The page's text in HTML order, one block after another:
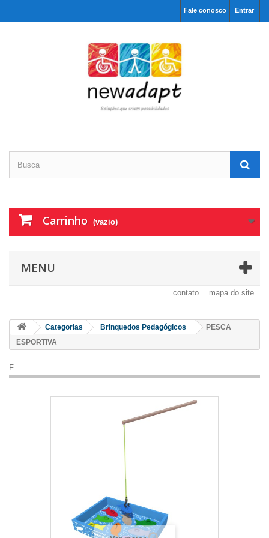
Entrar
Fale conosco
Carrinho (vazio)
MENU
contato mapa do site
Categorias Brinquedos Pedagógicos
PESCA
ESPORTIVA
F